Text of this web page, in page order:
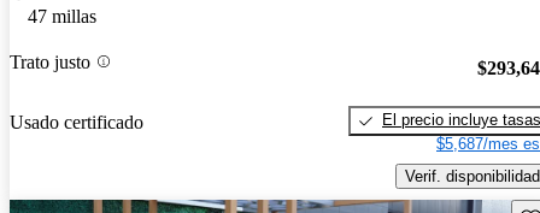
47 millas
Trato justo
Usado certificado
El precio incluye tasas
$5,687/mes
Verif. disponibilidad